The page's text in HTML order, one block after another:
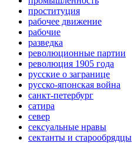
проституция
рабочее движение
рабочие
разведка
революционные партии
революция 1905 года
русские о загранице
русско-японская война
санкт-петербург
сатира
север
сексуальные нравы
сектанты и старообрядцы